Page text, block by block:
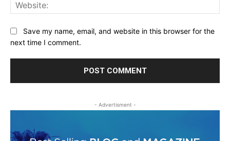
Save my name, email, and website in this browser for the
next time I comment.
- Advertisment -